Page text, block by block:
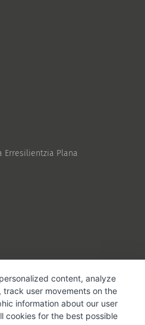
Erresilientzia Plana
content, analyze
user movements on the
information about our user
cookies for the best possible